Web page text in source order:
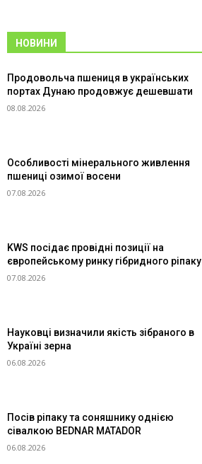
НОВИНИ
Продовольча пшениця в українських
портах Дунаю продовжує дешевшати
08.08.2026
Особливості мінерального живлення
пшениці озимої восени
07.08.2026
KWS посідає провідні позиції на
європейському ринку гібридного ріпаку
07.08.2026
Науковці визначили якість зібраного в
Україні зерна
06.08.2026
Посів ріпаку та соняшнику однією
сівалкою BEDNAR MATADOR
06.08.2026